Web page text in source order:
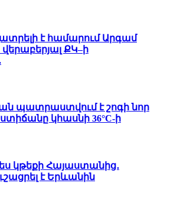
է համարում Արգամ
ՔԿ–ի
պատրաստվում է շոգի նոր
կհասնի 36°C-ի
կթեքի Հայաստանից․
է Երևանին